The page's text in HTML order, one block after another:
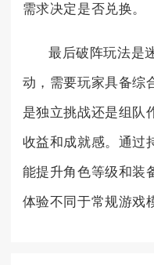
需求决定是否兑换。
最后破阵玩法是
动，需要玩家具备综
是独立挑战还是组队
收益和成就感。通过
能提升角色等级和装
体验不同于常规游戏